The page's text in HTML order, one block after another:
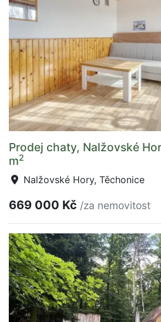
Prodej chaty, Nalžovské
m2
Nalžovské Hory, Těchonice
669 000 Kč /za nemovitost